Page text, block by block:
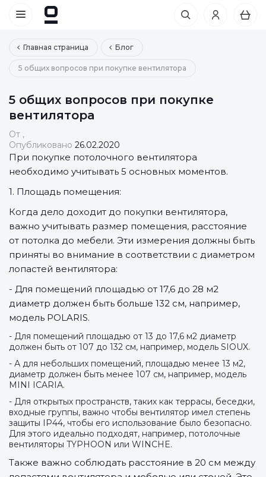
Главная страница Блог
5 общих вопросов при покупке вентилятора
5 общих вопросов при покупке
вентилятора
От ,
Опубликовано 26.02.2020
При покупке потолочного вентилятора
необходимо учитывать 5 основных моментов.
1. Площадь помещения:
Когда дело доходит до покупки вентилятора,
важно учитывать размер помещения, расстояние
от потолка до мебели. Эти измерения должны быть
приняты во внимание в соответствии с диаметром
лопастей вентилятора:
- Для помещений площадью от 17,6 до 28 м2
диаметр должен быть больше 132 см, например,
модель POLARIS.
- Для помещений площадью от 13 до 17,6 м2 диаметр
должен быть от 107 до 132 см, например, модель SIOUX.
- А для небольших помещений, площадью менее 13 м2,
диаметр должен быть менее 107 см, например, модель
MINI ICARIA.
- Для открытых пространств, таких как террасы, беседки,
входные группы, важно чтобы вентилятор имел степень
защиты IP44, чтобы его использование было безопасно.
Для этого идеально подходят, например, потолочные
вентиляторы TYPHOON или WINCHE.
Также важно соблюдать расстояние в 20 см между